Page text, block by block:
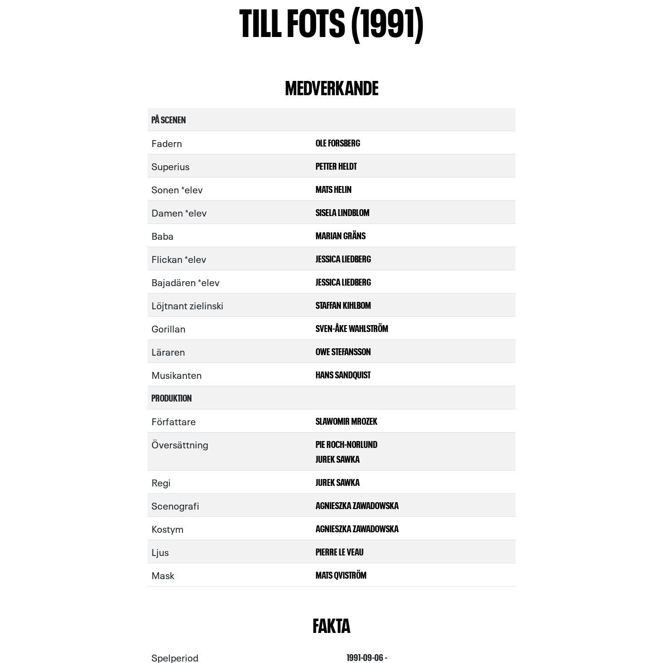
TILL FOTS (1991)
MEDVERKANDE
PÅ SCENEN
Fadern OLE FORSBERG
Superius PETTER HELDT
Sonen *elev MATS HELIN
Damen *elev SISELA LINDBLOM
Baba MARIAN GRÄNS
Flickan *elev JESSICA LIEDBERG
Bajadären *elev JESSICA LIEDBERG
Löjtnant zielinski STAFFAN KIHLBOM
Gorillan SVEN-ÅKE WAHLSTRÖM
Läraren OWE STEFANSSON
Musikanten
HANS SANDQUIST
PRODUKTION
Författare SLAWOMIR MROZEK
Översättning
PIE ROCH-NORLUND
JUREK SAWKA
Regi JUREK SAWKA
Scenografi AGNIESZKA ZAWADOWSKA
Kostym AGNIESZKA ZAWADOWSKA
Ljus PIERRE LE VEAU
Mask MATS QVISTRÖM
FAKTA
Spelperiod 1991-09-06 -